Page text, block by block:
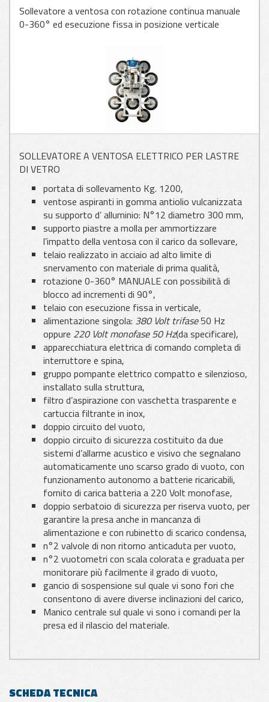
APPLICAZIONI
APPLICAZIONI
Sollevatore a ventosa con rotazione continua manuale
0-360° ed esecuzione fissa in posizione verticale
SOLLEVATORE A VENTOSA ELETTRICO PER LASTRE
DI VETRO
portata di sollevamento Kg. 1200,
ventose aspiranti in gomma antiolio vulcanizzata
su supporto d’ alluminio: N°12 diametro 300 mm,
supporto piastre a molla per ammortizzare
l’impatto della ventosa con il carico da sollevare,
telaio realizzato in acciaio ad alto limite di
snervamento con materiale di prima qualità,
rotazione 0-360° MANUALE con possibilità di
blocco ad incrementi di 90°,
telaio con esecuzione fissa in verticale,
alimentazione singola: 380 Volt trifase50 Hz
oppure 220 Volt monofase 50 Hz(da specificare),
apparecchiatura elettrica di comando completa di
interruttore e spina,
gruppo pompante elettrico compatto e silenzioso,
installato sulla struttura,
filtro d’aspirazione con vaschetta trasparente e
cartuccia filtrante in inox,
doppio circuito del vuoto,
doppio circuito di sicurezza costituito da due
sistemi d’allarme acustico e visivo che segnalano
automaticamente uno scarso grado di vuoto, con
funzionamento autonomo a batterie ricaricabili,
fornito di carica batteria a 220 Volt monofase,
doppio serbatoio di sicurezza per riserva vuoto, per
garantire la presa anche in mancanza di
alimentazione e con rubinetto di scarico condensa,
n°2 valvole di non ritorno anticaduta per vuoto,
n°2 vuotometri con scala colorata e graduata per
monitorare più facilmente il grado di vuoto,
gancio di sospensione sul quale vi sono fori che
consentono di avere diverse inclinazioni del carico,
Manico centrale sul quale vi sono i comandi per la
presa ed il rilascio del materiale.
SCHEDA TECNICA